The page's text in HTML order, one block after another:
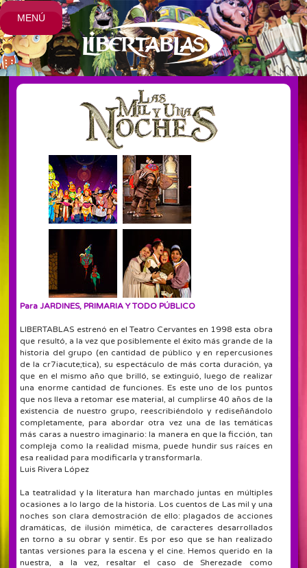
MENÚ
Para JARDINES, PRIMARIA Y TODO PÚBLICO
LIBERTABLAS estrenó en el Teatro Cervantes en 1998 esta obra
que resultó, a la vez que posiblemente el éxito más grande de la
historia del grupo (en cantidad de público y en repercusiones
de la cr7iacute;tica), su espectáculo de más corta duración, ya
que en el mismo año que brilló, se extinguió, luego de realizar
una enorme cantidad de funciones. Es este uno de los puntos
que nos lleva a retomar ese material, al cumplirse 40 años de la
existencia de nuestro grupo, reescribiéndolo y rediseñándolo
completamente, para abordar otra vez una de las temáticas
más caras a nuestro imaginario: la manera en que la ficción, tan
compleja como la realidad misma, puede hundir sus raíces en
esa realidad para modificarla y transformarla.
Luis Rivera López
La teatralidad y la literatura han marchado juntas en múltiples
ocasiones a lo largo de la historia. Los cuentos de Las mil y una
noches son clara demostración de ello: plagados de acciones
dramáticas, de ilusión mimética, de caracteres desarrollados
en torno a su obrar y sentir. Es por eso que se han realizado
tantas versiones para la escena y el cine. Hemos querido en la
nuestra, a la vez, resaltar el caso de Sherezade como